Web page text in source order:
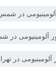
در شمس
در
در